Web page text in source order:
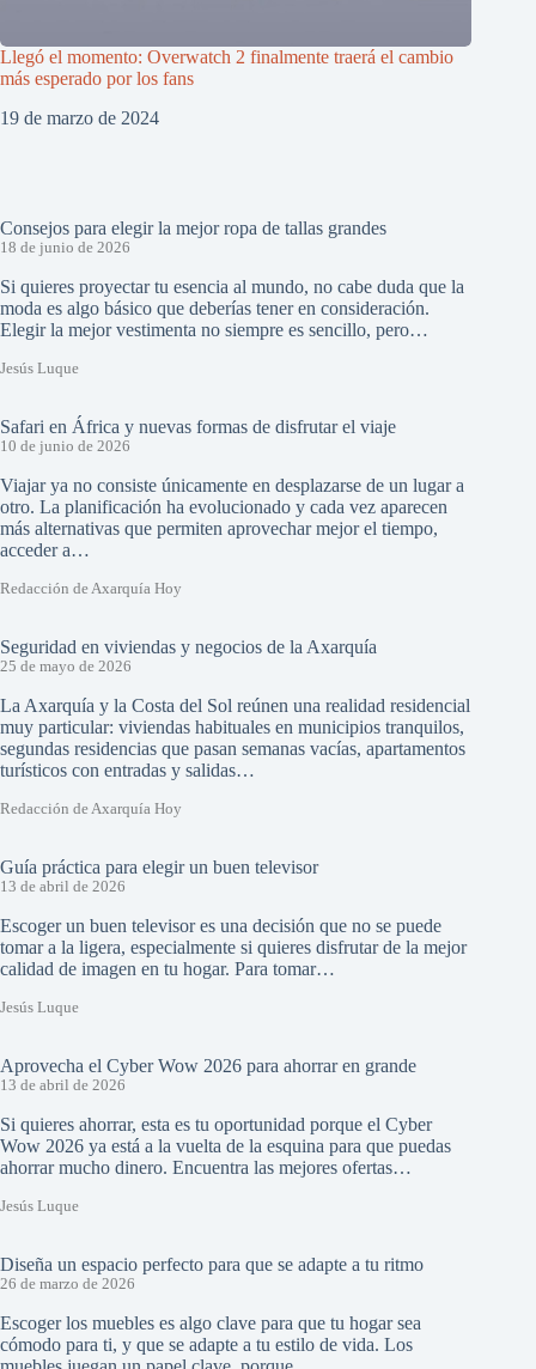
Llegó el momento: Overwatch 2 finalmente traerá el cambio
más esperado por los fans
19 de marzo de 2024
Consejos para elegir la mejor ropa de tallas grandes
18 de junio de 2026
Si quieres proyectar tu esencia al mundo, no cabe duda que la
moda es algo básico que deberías tener en consideración.
Elegir la mejor vestimenta no siempre es sencillo, pero…
Jesús Luque
Safari en África y nuevas formas de disfrutar el viaje
10 de junio de 2026
Viajar ya no consiste únicamente en desplazarse de un lugar a
otro. La planificación ha evolucionado y cada vez aparecen
más alternativas que permiten aprovechar mejor el tiempo,
acceder a…
Redacción de Axarquía Hoy
Seguridad en viviendas y negocios de la Axarquía
25 de mayo de 2026
La Axarquía y la Costa del Sol reúnen una realidad residencial
muy particular: viviendas habituales en municipios tranquilos,
segundas residencias que pasan semanas vacías, apartamentos
turísticos con entradas y salidas…
Redacción de Axarquía Hoy
Guía práctica para elegir un buen televisor
13 de abril de 2026
Escoger un buen televisor es una decisión que no se puede
tomar a la ligera, especialmente si quieres disfrutar de la mejor
calidad de imagen en tu hogar. Para tomar…
Jesús Luque
Aprovecha el Cyber Wow 2026 para ahorrar en grande
13 de abril de 2026
Si quieres ahorrar, esta es tu oportunidad porque el Cyber
Wow 2026 ya está a la vuelta de la esquina para que puedas
ahorrar mucho dinero. Encuentra las mejores ofertas…
Jesús Luque
Diseña un espacio perfecto para que se adapte a tu ritmo
26 de marzo de 2026
Escoger los muebles es algo clave para que tu hogar sea
cómodo para ti, y que se adapte a tu estilo de vida. Los